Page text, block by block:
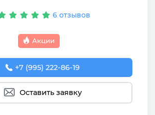
6 отзывов
Акции
+7 (995) 222-86-19
Оставить заявку